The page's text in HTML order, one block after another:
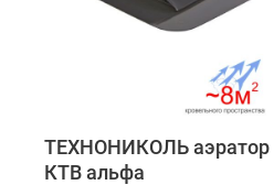
ТЕХНОНИКОЛЬ аэратор
КТВ альфа